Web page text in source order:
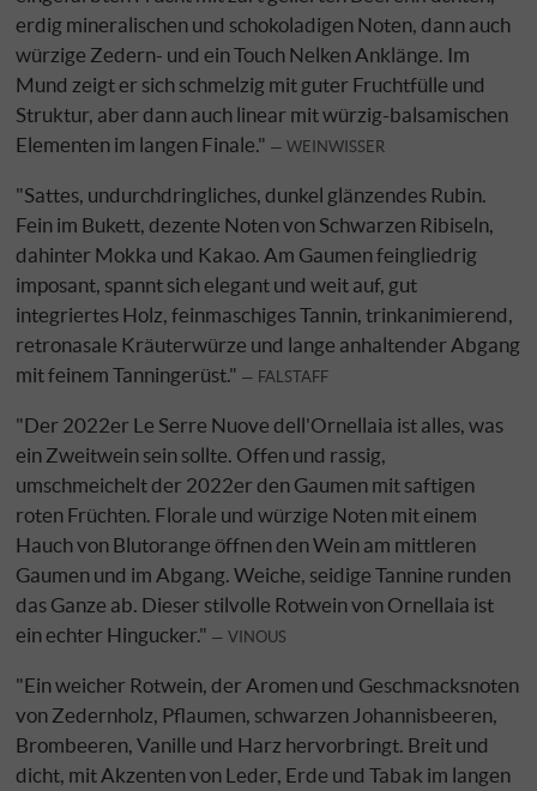
erdig mineralischen und schokoladigen Noten, dann auch
würzige Zedern- und ein Touch Nelken Anklänge. Im
Mund zeigt er sich schmelzig mit guter Fruchtfülle und
Struktur, aber dann auch linear mit würzig-balsamischen
Elementen im langen Finale."
WEINWISSER
"Sattes, undurchdringliches, dunkel glänzendes Rubin.
Fein im Bukett, dezente Noten von Schwarzen Ribiseln,
dahinter Mokka und Kakao. Am Gaumen feingliedrig
imposant, spannt sich elegant und weit auf, gut
integriertes Holz, feinmaschiges Tannin, trinkanimierend,
retronasale Kräuterwürze und lange anhaltender Abgang
mit feinem Tanningerüst."
FALSTAFF
"Der 2022er Le Serre Nuove dell'Ornellaia ist alles, was
ein Zweitwein sein sollte. Offen und rassig,
umschmeichelt der 2022er den Gaumen mit saftigen
roten Früchten. Florale und würzige Noten mit einem
Hauch von Blutorange öffnen den Wein am mittleren
Gaumen und im Abgang. Weiche, seidige Tannine runden
das Ganze ab. Dieser stilvolle Rotwein von Ornellaia ist
ein echter Hingucker."
VINOUS
"Ein weicher Rotwein, der Aromen und Geschmacksnoten
von Zedernholz, Pflaumen, schwarzen Johannisbeeren,
Brombeeren, Vanille und Harz hervorbringt. Breit und
dicht, mit Akzenten von Leder, Erde und Tabak im langen